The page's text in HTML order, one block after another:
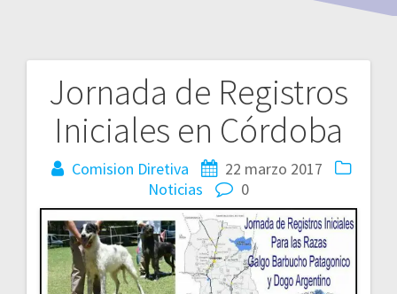
Jornada de Registros
Iniciales en Córdoba
Comision Diretiva
22 marzo 2017
Noticias
0
Navegación
de
entradas